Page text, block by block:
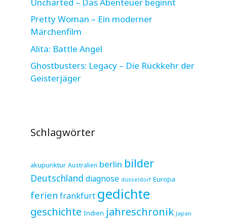
Pretty Woman – Ein moderner
Märchenfilm
Alita: Battle Angel
Ghostbusters: Legacy – Die Rückkehr der
Geisterjäger
Schlagwörter
akupunktur Australien berlin bilder
Deutschland diagnose düsseldorf Europa
ferien frankfurt gedichte
geschichte Indien jahreschronik Japan